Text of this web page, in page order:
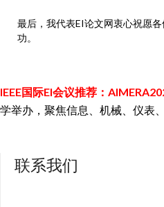
最后，我代表EI论文网衷心祝愿
功。
IEEE国际EI会议推荐：
学举办，聚焦信息、机械、仪表
联系我们